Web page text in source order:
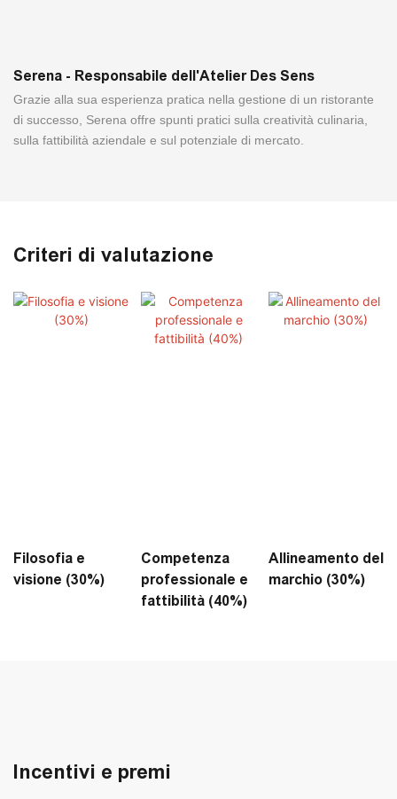
Serena - Responsabile dell'Atelier Des Sens
Grazie alla sua esperienza pratica nella gestione di un ristorante
di successo, Serena offre spunti pratici sulla creatività culinaria,
sulla fattibilità aziendale e sul potenziale di mercato.
Criteri di valutazione
Filosofia e
visione (30%)
Competenza
professionale e
fattibilità (40%)
Allineamento del
marchio (30%)
Incentivi e premi